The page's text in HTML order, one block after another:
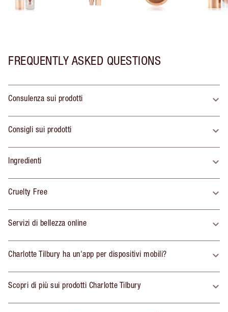
FREQUENTLY ASKED QUESTIONS
Consulenza sui prodotti
Consigli sui prodotti
Ingredienti
Cruelty Free
Servizi di bellezza online
Charlotte Tilbury ha un'app per dispositivi mobili?
Scopri di più sui prodotti Charlotte Tilbury